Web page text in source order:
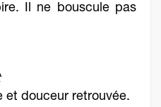
Il ne bouscule pas
et douceur retrouvée.